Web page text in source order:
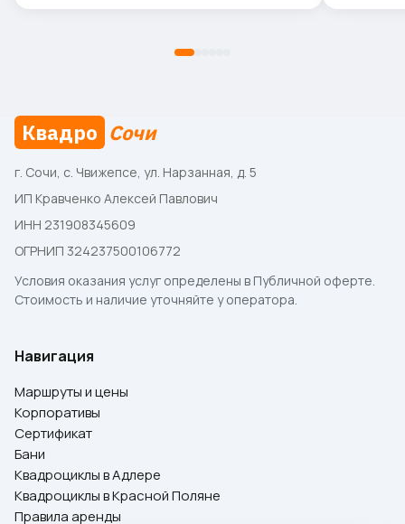
Квадро Сочи
г. Сочи, с. Чвижепсе, ул. Нарзанная, д. 5
ИП Кравченко Алексей Павлович
ИНН 231908345609
ОГРНИП 324237500106772
Условия оказания услуг определены в Публичной оферте.
Стоимость и наличие уточняйте у оператора.
Навигация
Маршруты и цены
Корпоративы
Сертификат
Бани
Квадроциклы в Адлере
Квадроциклы в Красной Поляне
Правила аренды